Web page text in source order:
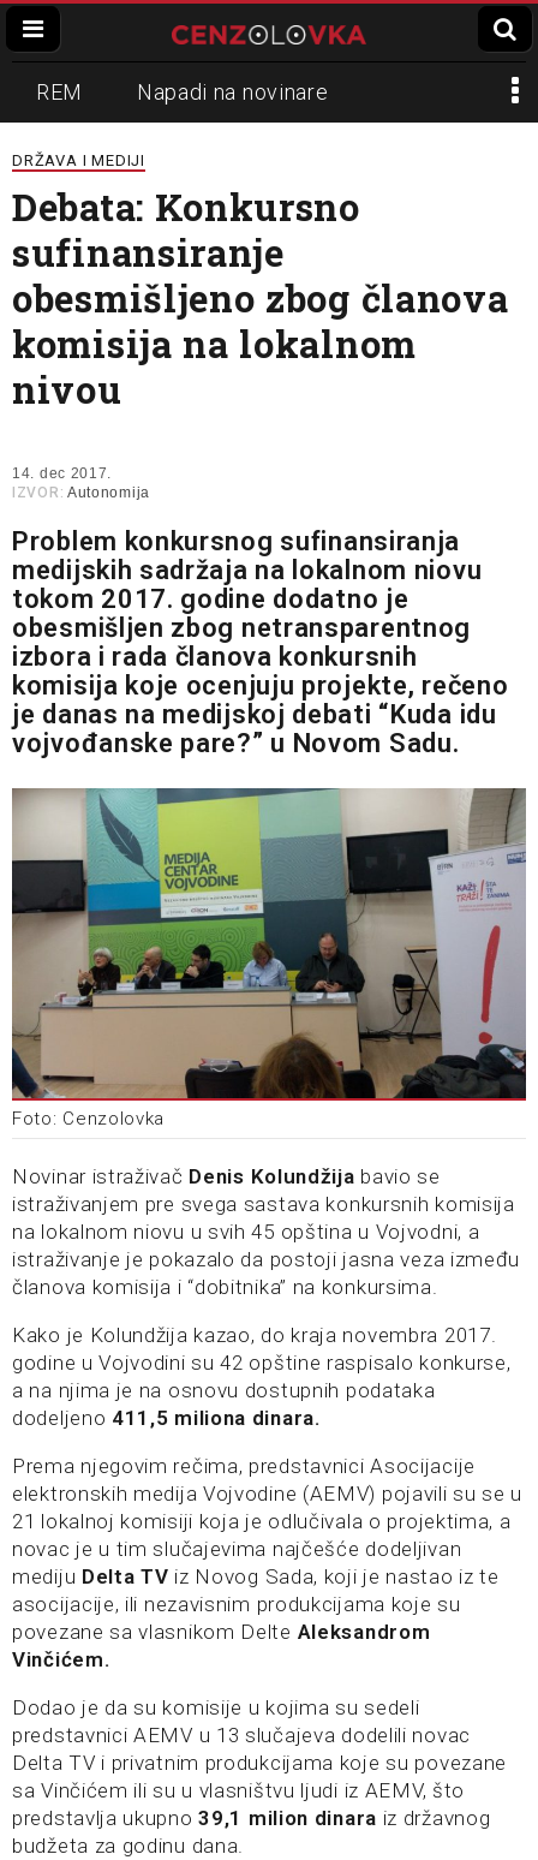
REM Napadi na novinare
Zvučni top
Propaganda Lokalni mediji
Informer Slavko Ćuruvija
DRŽAVA I MEDIJI
Debata: Konkursno
sufinansiranje
obesmišljeno zbog članova
komisija na lokalnom
nivou
14. dec 2017.
IZVOR: Autonomija
Problem konkursnog sufinansiranja
medijskih sadržaja na lokalnom niovu
tokom 2017. godine dodatno je
obesmišljen zbog netransparentnog
izbora i rada članova konkursnih
komisija koje ocenjuju projekte, rečeno
je danas na medijskoj debati “Kuda idu
vojvođanske pare?” u Novom Sadu.
Foto: Cenzolovka
Novinar istraživač Denis Kolundžija bavio se
istraživanjem pre svega sastava konkursnih komisija
na lokalnom niovu u svih 45 opština u Vojvodni, a
istraživanje je pokazalo da postoji jasna veza između
članova komisija i “dobitnika” na konkursima.
Kako je Kolundžija kazao, do kraja novembra 2017.
godine u Vojvodini su 42 opštine raspisalo konkurse,
a na njima je na osnovu dostupnih podataka
dodeljeno 411,5 miliona dinara.
Prema njegovim rečima, predstavnici Asocijacije
elektronskih medija Vojvodine (AEMV) pojavili su se u
21 lokalnoj komisiji koja je odlučivala o projektima, a
novac je u tim slučajevima najčešće dodeljivan
mediju Delta TV iz Novog Sada, koji je nastao iz te
asocijacije, ili nezavisnim produkcijama koje su
povezane sa vlasnikom Delte Aleksandrom
Vinčićem.
Dodao je da su komisije u kojima su sedeli
predstavnici AEMV u 13 slučajeva dodelili novac
Delta TV i privatnim produkcijama koje su povezane
sa Vinčićem ili su u vlasništvu ljudi iz AEMV, što
predstavlja ukupno39,1 milion dinara iz državnog
budžeta za godinu dana.